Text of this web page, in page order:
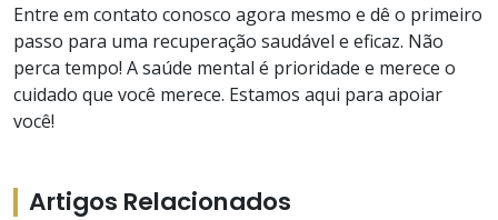
Entre em contato conosco agora mesmo e dê o primeiro
passo para uma recuperação saudável e eficaz. Não
perca tempo! A saúde mental é prioridade e merece o
cuidado que você merece. Estamos aqui para apoiar
você!
Artigos Relacionados